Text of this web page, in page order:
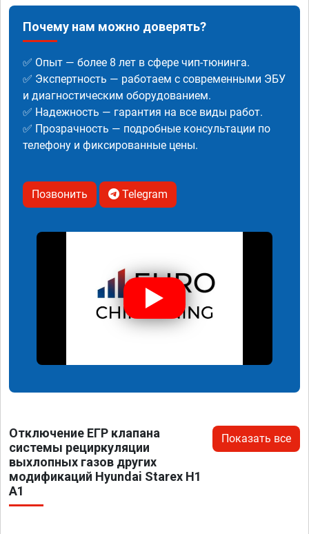
Почему нам можно доверять?
✅ Опыт — более 8 лет в сфере чип-тюнинга.
✅ Экспертность — работаем с современными ЭБУ
и диагностическим оборудованием.
✅ Надежность — гарантия на все виды работ.
✅ Прозрачность — подробные консультации по
телефону и фиксированные цены.
Позвонить Telegram
Отключение ЕГР клапана
системы рециркуляции
выхлопных газов других
модификаций Hyundai Starex H1
A1
Показать все